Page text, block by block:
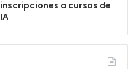
inscripciones a cursos de
IA